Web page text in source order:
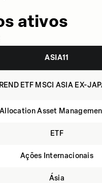
ativos
ASIA11
ETF MSCI ASIA EX-
Asset
ETF
Ações Internacionais
Ásia